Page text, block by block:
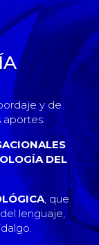
y de
aportes:
DEL
, que
lenguaje,